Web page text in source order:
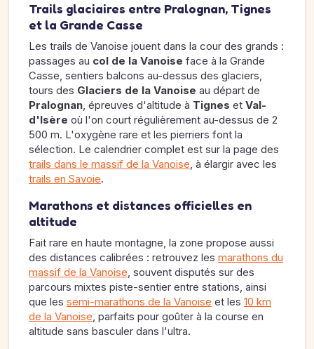
Trails glaciaires entre Pralognan, Tignes
et la Grande Casse
Les trails de Vanoise jouent dans la cour des grands :
passages au col de la Vanoise face à la Grande
Casse, sentiers balcons au-dessus des glaciers,
tours des Glaciers de la Vanoise au départ de
Pralognan, épreuves d'altitude à Tignes et Val-
d'Isère où l'on court régulièrement au-dessus de 2
500 m. L'oxygène rare et les pierriers font la
sélection. Le calendrier complet est sur la page des
trails dans le massif de la Vanoise, à élargir avec les
trails en Savoie.
Marathons et distances officielles en
altitude
Fait rare en haute montagne, la zone propose aussi
des distances calibrées : retrouvez les marathons du
massif de la Vanoise, souvent disputés sur des
parcours mixtes piste-sentier entre stations, ainsi
que les semi-marathons de la Vanoise et les 10 km
de la Vanoise, parfaits pour goûter à la course en
altitude sans basculer dans l'ultra.